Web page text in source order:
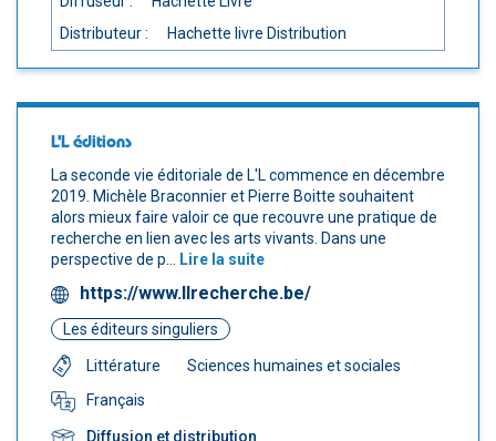
Distributeur :
Hachette livre Distribution
L'L éditions
La seconde vie éditoriale de L'L commence en décembre
2019. Michèle Braconnier et Pierre Boitte souhaitent
alors mieux faire valoir ce que recouvre une pratique de
recherche en lien avec les arts vivants. Dans une
perspective de p...
Lire la suite
https://www.llrecherche.be/
Les éditeurs singuliers
Littérature
Sciences humaines et sociales
Français
Diffusion et distribution